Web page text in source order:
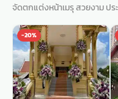
จัดตกแต่งหน้าเมรุ สวยงาม ป
-20%